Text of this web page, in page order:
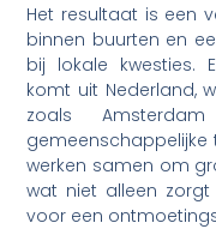
Het resultaat is een
binnen buurten en
bij lokale kwesties.
komt uit Nederland,
zoals
gemeenschappelijke
werken samen om
wat niet alleen
voor een